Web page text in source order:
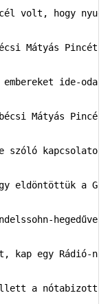
volt, hogy
Mátyás Pincét
ide-oda
Mátyás
szóló kapcsolatok
eldöntöttük a
kap egy Rádió-
a